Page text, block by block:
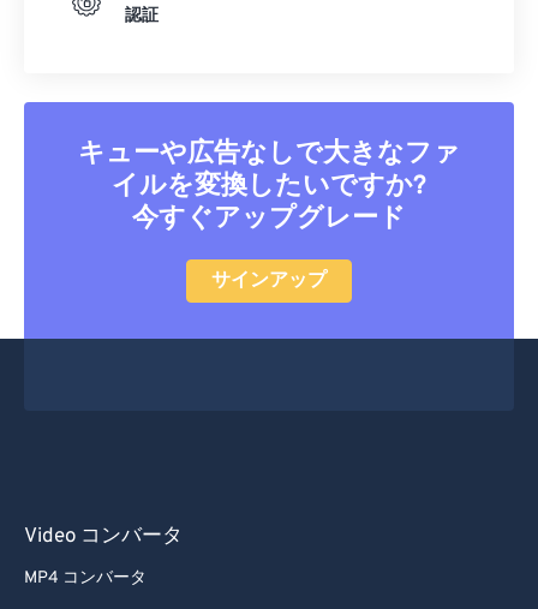
認証
キューや広告なしで大きなファ
イルを変換したいですか?
今すぐアップグレード
サインアップ
Video コンバータ
MP4 コンバータ